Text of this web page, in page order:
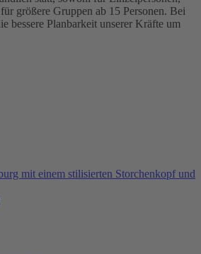
größere Gruppen ab 15 Personen. Bei
bessere Planbarkeit unserer Kräfte um